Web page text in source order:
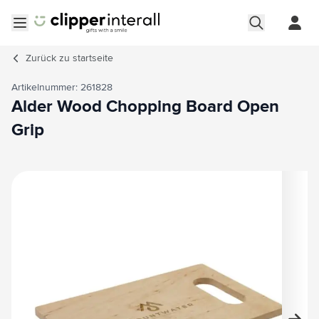
Zurück zu startseite
Artikelnummer: 261828
Alder Wood Chopping Board Open
Grip